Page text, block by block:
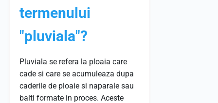
termenului
"pluviala"?
Pluviala se refera la ploaia care
cade si care se acumuleaza dupa
caderile de ploaie si naparale sau
balti formate in proces. Aceste